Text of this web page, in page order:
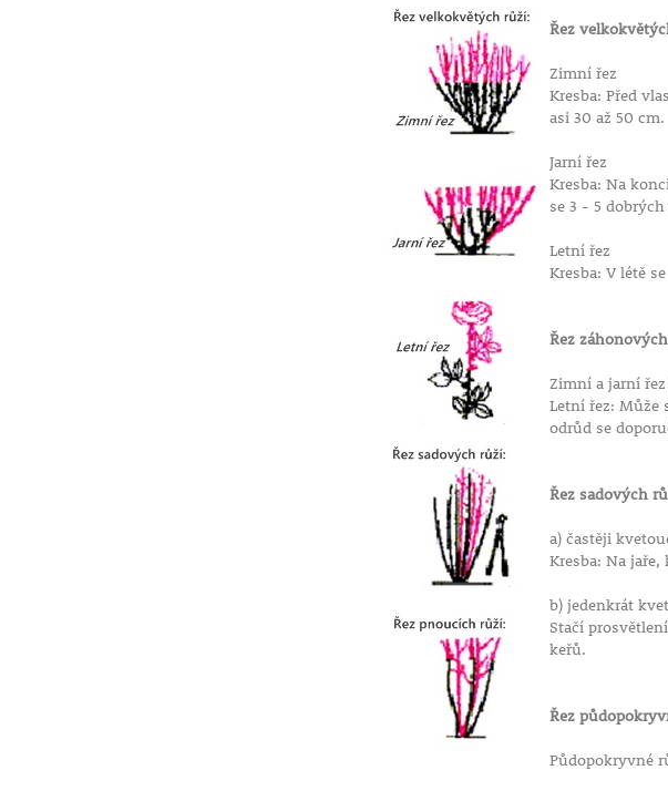
Řez
Zimní řez
Kresba: Před
asi 30 až 50 cm.
Jarní řez
Kresba: Na
se 3 - 5
Letní řez
Kresba: V létě
Řez
Zimní a jarní
Letní řez: Může
odrůd se
Řez sadových
a) častěji
Kresba: Na
b) jedenkrát
Stačí
keřů.
Řez
Půdopokryvné